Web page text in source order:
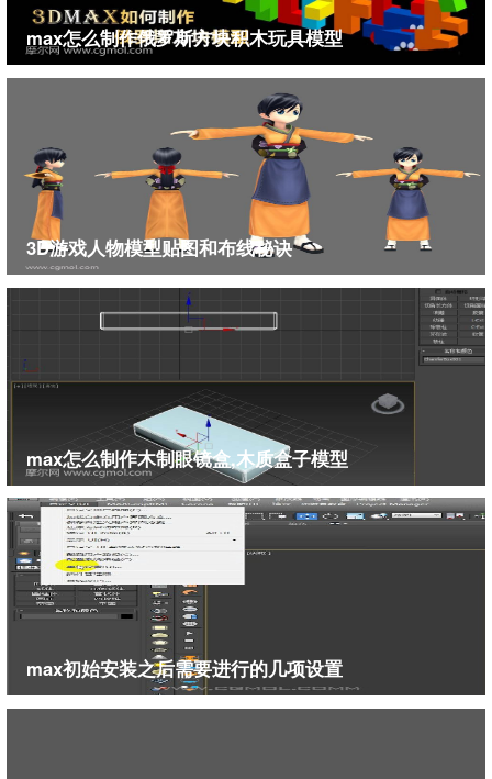
max怎么制作俄罗斯方块积木玩具模型
3D游戏人物模型贴图和布线秘诀
max怎么制作木制眼镜盒,木质盒子模型
max初始安装之后需要进行的几项设置